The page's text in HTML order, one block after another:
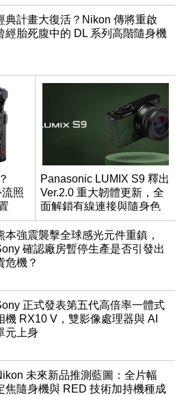
典計畫大復活？Nikon 傳將重啟
經胎死腹中的 DL 系列高階隨身機
流照
Panasonic LUMIX S9 釋出
Ver.2.0 重大韌體更新，全
面解鎖有線連接與隨身色
調編輯
本強震襲擊全球感光元件重鎮，
確認廠房暫停生產是否引發出
危機？
正式發表第五代高倍率一體式
機 RX10 V，雙影像處理器與 AI
元上身
未來新品推測藍圖：全片幅
焦隨身機與 RED 技術加持機種成